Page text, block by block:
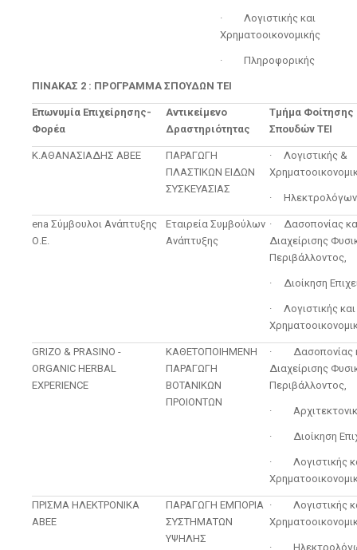
· Λογιστικής και
Χρηματοοικονομικής
· Πληροφορικής
ΠΙΝΑΚΑΣ 2 : ΠΡΟΓΡΑΜΜΑ ΣΠΟΥΔΩΝ ΤΕΙ
Επωνυμία Επιχείρησης-
Φορέα
Αντικείμενο
Δραστηριότητας
Τμήμα Φοίτησης
Σπουδών ΤΕΙ
Κ.ΑΘΑΝΑΣΙΑΔΗΣ ΑΒΕΕ
ΠΑΡΑΓΩΓΗ
ΠΛΑΣΤΙΚΩΝ ΕΙΔΩΝ
ΣΥΣΚΕΥΑΣΙΑΣ
· Λογιστικής &
· Ηλεκτρολόγων
ena Σύμβουλοι Ανάπτυξης
Ο.Ε.
Εταιρεία Συμβούλων
Ανάπτυξης
· Δασοπονίας
Διαχείρισης
Περιβάλλοντος,
· Διοίκηση
· Λογιστικής και
GRIZO & PRASINO -
ORGANIC HERBAL
EXPERIENCE
ΚΑΘΕΤΟΠΟΙΗΜΕΝΗ
ΠΑΡΑΓΩΓΗ
ΒΟΤΑΝΙΚΩΝ
ΠΡΟΙΟΝΤΩΝ
· Δασοπονίας
Διαχείρισης
Περιβάλλοντος,
·
· Διοίκηση
· Λογιστικής
ΠΡΙΣΜΑ ΗΛΕΚΤΡΟΝΙΚΑ
ΑΒΕΕ
ΠΑΡΑΓΩΓΗ ΕΜΠΟΡΙΑ
ΣΥΣΤΗΜΑΤΩΝ
ΥΨΗΛΗΣ
· Λογιστικής
·